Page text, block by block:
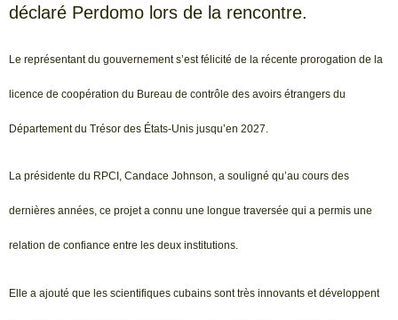
déclaré Perdomo lors de la rencontre.
Le représentant du gouvernement s’est félicité de la récente prorogation de la
licence de coopération du Bureau de contrôle des avoirs étrangers du
Département du Trésor des États-Unis jusqu’en 2027.
La présidente du RPCI, Candace Johnson, a souligné qu’au cours des
dernières années, ce projet a connu une longue traversée qui a permis une
relation de confiance entre les deux institutions.
Elle a ajouté que les scientifiques cubains sont très innovants et développent